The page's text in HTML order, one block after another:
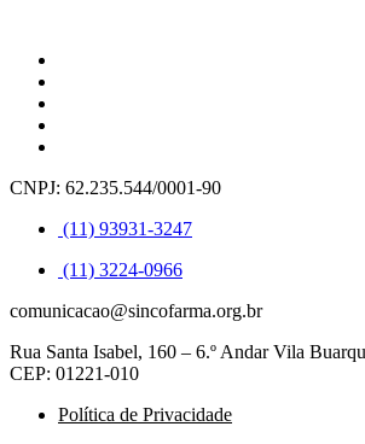
CNPJ: 62.235.544/0001-90
(11) 93931-3247
(11) 3224-0966
comunicacao@sincofarma.org.br
Rua Santa Isabel, 160 – 6.º Andar Vila
CEP: 01221-010
Política de Privacidade